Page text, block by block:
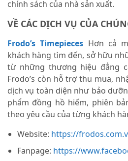
chính sách của nhà sản xuất.
VỀ CÁC DỊCH VỤ CỦA
Frodo’s Timepieces Hơn cả
khách hàng tìm đến, sở hữu
từ những thương hiệu đẳng
Frodo’s còn hỗ trợ thu mua,
dịch vụ toàn diện như bảo
phẩm đồng hồ hiếm, phiên
theo yêu cầu của từng khách
Website: https://
Fanpage: https://